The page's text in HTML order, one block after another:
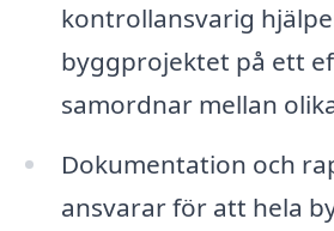
kontrollansvarig
byggprojektet på ett
samordnar mellan
Dokumentation och
ansvarar för att hela